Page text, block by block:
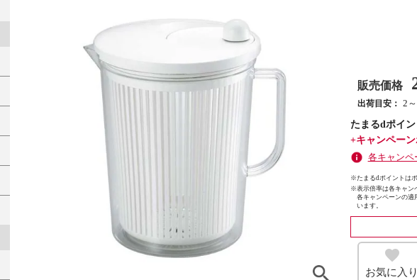
販売価格
出荷目安： 2
たまるdポイン
+キャンペー
各キャンペ
※たまるdポイントは
※表示倍率は各キャン
各キャンペーンの適
います。
お気に入り